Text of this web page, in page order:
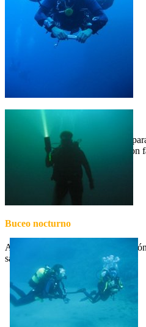
Dominio de la flotabilidad
La flotabilidad neutra es la clave
conseguir la flotabilidad neutra con
Buceo nocturno
Aprende lo relativo a la
salen de noche.